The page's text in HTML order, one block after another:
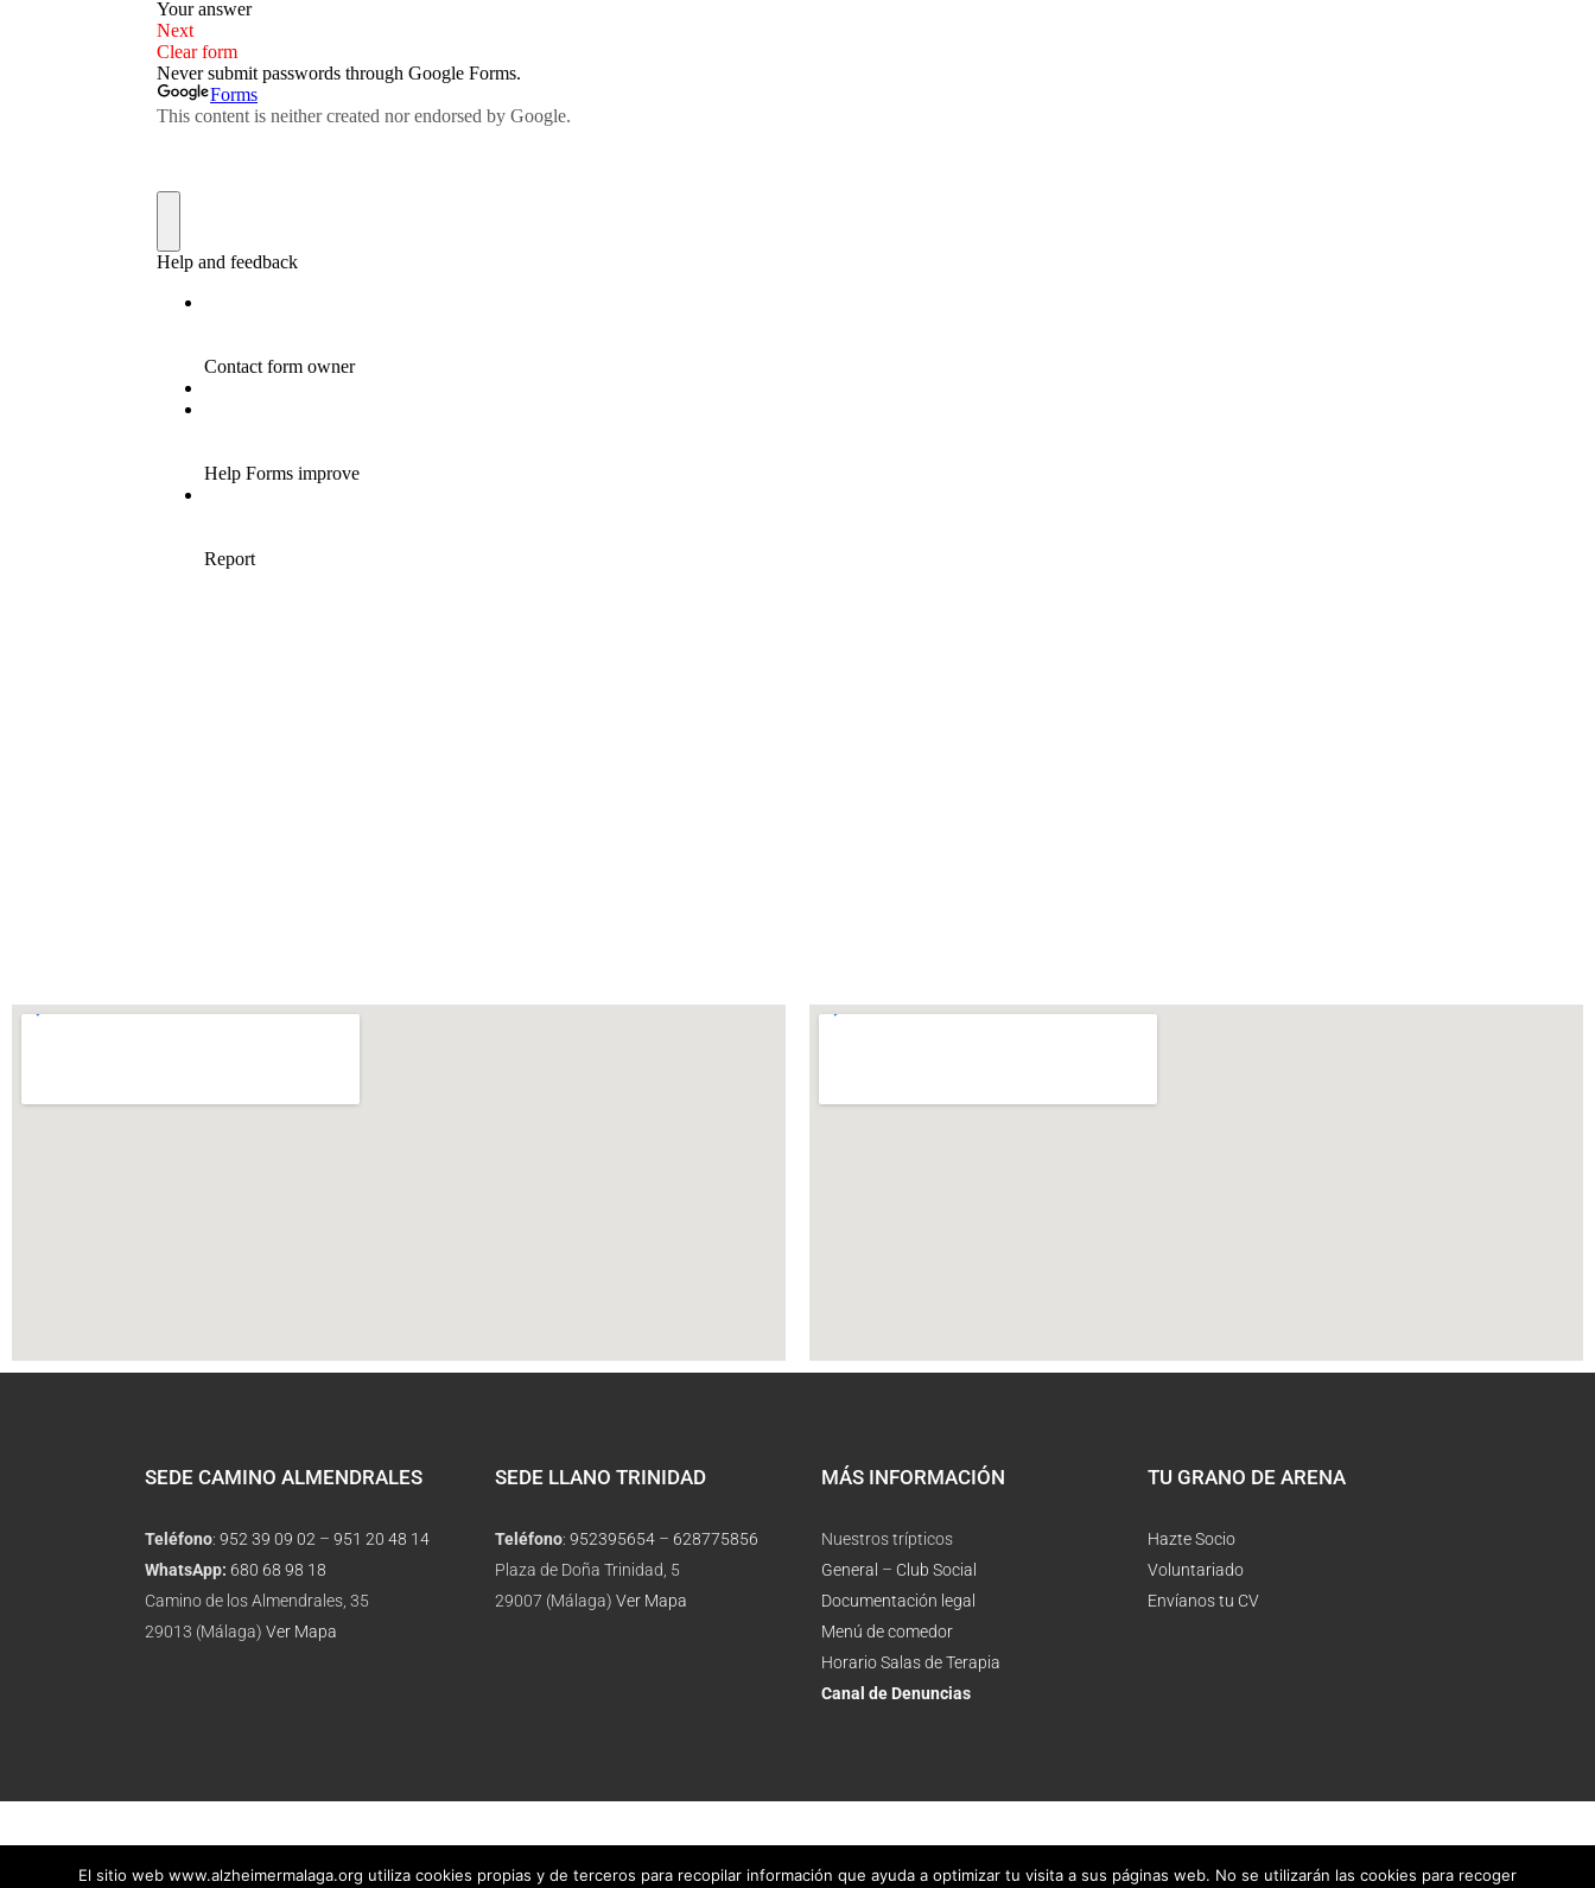
SEDE CAMINO ALMENDRALES
Teléfono: 952 39 09 02 – 951 20 48 14
WhatsApp: 680 68 98 18
Camino de los Almendrales, 35
29013 (Málaga) Ver Mapa
SEDE LLANO TRINIDAD
Teléfono: 952395654 – 628775856
Plaza de Doña Trinidad, 5
29007 (Málaga) Ver Mapa
MÁS INFORMACIÓN
Nuestros trípticos
General – Club Social
Documentación legal
Menú de comedor
Horario Salas de Terapia
Canal de Denuncias
TU GRANO DE ARENA
Hazte Socio
Voluntariado
Envíanos tu CV
Aviso Legal |Política de Privacidad|Política de Cookies| Diseño web: voluntarios de AFA Málaga
El sitio web www.alzheimermalaga.org utiliza cookies propias y de terceros para recopilar información que ayuda a optimizar tu visita a sus páginas web. No se utilizarán las cookies para recoger